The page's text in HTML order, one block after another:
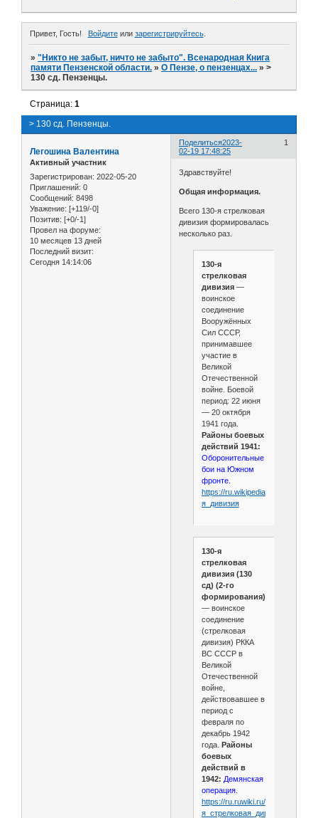
Привет, Гость! Войдитеили зарегистрируйтесь.
»"Никто не забыт, ничто не забыто". Всенародная Книга
памяти Пензенской области. »О Пензе, о пензенцах... »>
130 сд. Пензенцы.
> 130 сд. Пензенцы.
Страница:1
Поделиться 1
2023-
02-19 17:48:25
Легошина Валентина
Активный участник
Зарегистрирован: 2022-05-20
Приглашений: 0
Сообщений: 8498
Уважение: [+119/-0]
Позитив: [+0/-1]
Провел на форуме:
10 месяцев 13 дней
Последний визит:
Сегодня 14:14:06
Здравствуйте!
Общая информация.
Всего 130-я стрелковая
дивизия формировалась
несколько раз.
130-я
стрелковая
дивизия —
воинское
соединение
Вооружённых
Сил СССР,
принимавшее
участие в
Великой
Отечественной
войне. Боевой
период: 22 июня
— 20 октября
1941 года.
Районы боевых
действий 1941:
Оборонительные
бои на Южном
фронте.
https://ru.wikipedia.org/wiki/130-
я_дивизия
130-я
стрелковая
дивизия (130
сд) (2-го
формирования)
— воинское
соединение
(стрелковая
дивизия) РККА
ВС СССР в
Великой
Отечественной
войне,
действовавшее в
период с
февраля по
декабрь 1942
года. Районы
боевых
действий в
1942: Демянская
операция.
https://ru.ruwiki.ru/wiki/130-
я_стрелковая_дивизия_